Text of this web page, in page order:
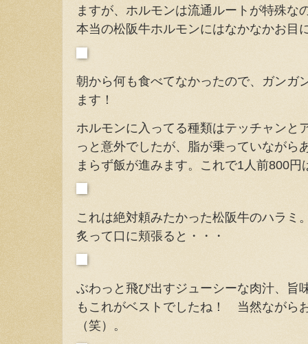
ますが、ホルモンは流通ルートが特殊な
本当の松阪牛ホルモンにはなかなかお目
朝から何も食べてなかったので、ガンガ
ます！
ホルモンに入ってる種類はテッチャンと
っと意外でしたが、脂が乗っていながら
まらず飯が進みます。これで1人前800円
これは絶対頼みたかった松阪牛のハラミ
炙って口に頬張ると・・・
ぶわっと飛び出すジューシーな肉汁、旨
もこれがベストでしたね！ 当然ながら
（笑）。